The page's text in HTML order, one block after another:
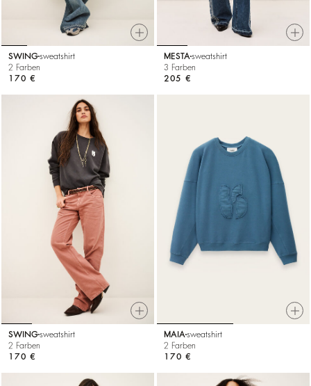
SWINGsweatshirt
2 Farben
170 €
MESTA sweatshirt
3 Farben
205 €
SWINGsweatshirt
2 Farben
170 €
MAIAsweatshirt
2 Farben
170 €